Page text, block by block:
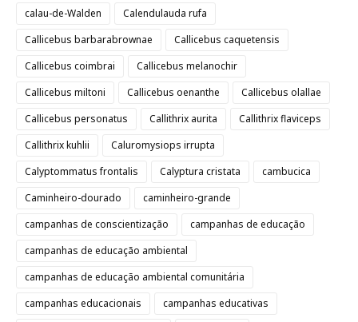
calau-de-Walden
Calendulauda rufa
Callicebus barbarabrownae
Callicebus caquetensis
Callicebus coimbrai
Callicebus melanochir
Callicebus miltoni
Callicebus oenanthe
Callicebus olallae
Callicebus personatus
Callithrix aurita
Callithrix flaviceps
Callithrix kuhlii
Caluromysiops irrupta
Calyptommatus frontalis
Calyptura cristata
cambucica
Caminheiro-dourado
caminheiro-grande
campanhas de conscientização
campanhas de educação
campanhas de educação ambiental
campanhas de educação ambiental comunitária
campanhas educacionais
campanhas educativas